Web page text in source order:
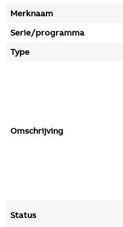
Merknaam
Serie/programma
Type
Omschrijving
Status